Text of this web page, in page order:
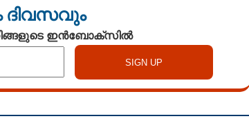
ദിവസവും
ഇൻബോക്സിൽ